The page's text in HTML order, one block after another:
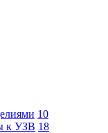
10
к УЗВ 18